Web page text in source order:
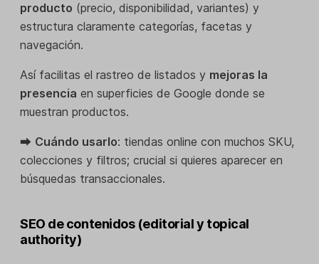
producto (precio, disponibilidad, variantes) y
estructura claramente categorías, facetas y
navegación.
Así facilitas el rastreo de listados y mejoras la
presencia en superficies de Google donde se
muestran productos.
⮕ Cuándo usarlo: tiendas online con muchos SKU,
colecciones y filtros; crucial si quieres aparecer en
búsquedas transaccionales.
SEO de contenidos (editorial y topical
authority)